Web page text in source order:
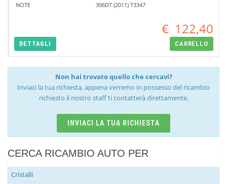
NOTE
306DT (2011) T3347
€ 122,40
DETTAGLI CARRELLO
Non hai trovato quello che cercavi?
Inviaci la tua richiesta, appena verremo in possesso del ricambio
richiesto il nostro staff ti contatterà direttamente.
INVIACI LA TUA RICHIESTA
CERCA RICAMBIO AUTO PER
Cristalli